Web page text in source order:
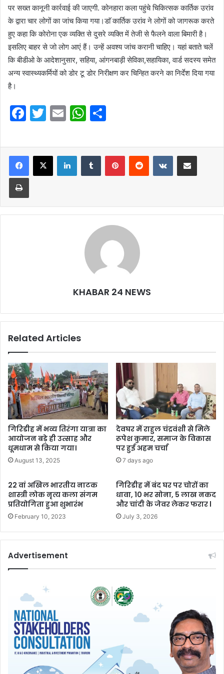
पर सख्त कानूनी कार्रवाई की जाएगी. कोनहारा कला पहुंचे चिकित्सक कार्तिक उरांव
के द्वारा चार लोगों का जांच किया गया।डाॅ कार्तिक उरांव ने लोगों को जागरूक करते
हुए कहा कि कोरोना एक व्यक्ति से दुसरे व्यक्ति में तेजी से फैलने वाला बिमारी है।
इसलिए बाहर से जो लोग आएं हैं। उन्हें अवश्य जांच करानी चाहिए। यहां बताते चलें
कि बीडीओ के आदेशानुसार, सहिया, आंगनबाड़ी सेविका,सहायिका, वार्ड सदस्य समेत
अन्य स्वास्थ्यकर्मियों को डोर टू डोर निरीक्षण कर चिन्हित करने का निर्देश दिया गया
है।
F
c
e
b
o
o
T
itt
er
E
ai
l
W
at
s
A
p
ar
e
LinkedInTumblr PinterestReddit VKontakteShare via Email
Print
KHABAR 24 NEWS
Related Articles
गिरिडीह में भव्य तिरंगा यात्रा का
आयोजन बड़े ही उत्साह और
धूमधाम से किया गया।
August 13, 2025
देवघर में राहुल चंद्रवंशी से मिले
रूपेश कुमार, समाज के विकास
पर हुई अहम चर्चा
7 days ago
22 वां अखिल भारतीय नाटक
शास्त्री लोक नृत्य कला संगम
प्रतियोगिता हुआ शुभारंभ
February 10, 2023
गिरिडीह में बंद घर पर चोरों का
धावा, 10 भर सोना, 5 लाख नकद
और चांदी के जेवर लेकर फरार l
July 3, 2026
Advertisement